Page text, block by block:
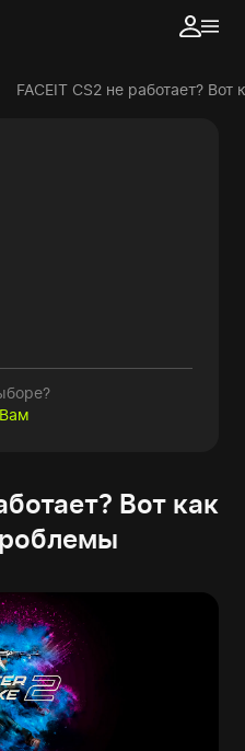
FACEIT CS2 не работает?
Вот как